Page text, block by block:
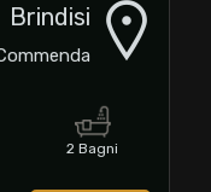
Brindisi
2 Bagni